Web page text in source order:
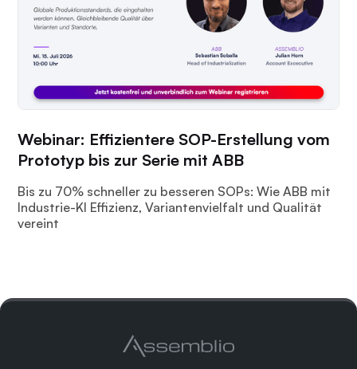
Webinar: Effizientere SOP-Erstellung vom
Prototyp bis zur Serie mit ABB
Bis zu 70% schneller zu besseren SOPs: Wie ABB mit
Industrie-KI Effizienz, Variantenvielfalt und Qualität
vereint